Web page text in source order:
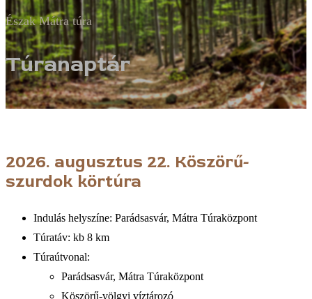
Észak Mátra túra
Túranaptár
2026. augusztus 22. Köszörű-
szurdok körtúra
Indulás helyszíne: Parádsasvár, Mátra Túraközpont
Túratáv: kb 8 km
Túraútvonal:
Parádsasvár, Mátra Túraközpont
Köszörű-völgyi víztározó